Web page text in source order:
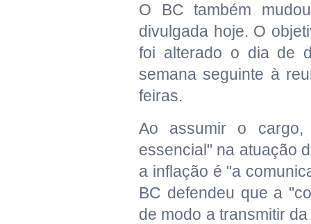
O BC também
divulgada hoje. O
foi alterado o dia de
semana seguinte à
feiras.
Ao assumir o cargo,
essencial" na atuação
a inflação é "a
BC defendeu que a
de modo a transmitir